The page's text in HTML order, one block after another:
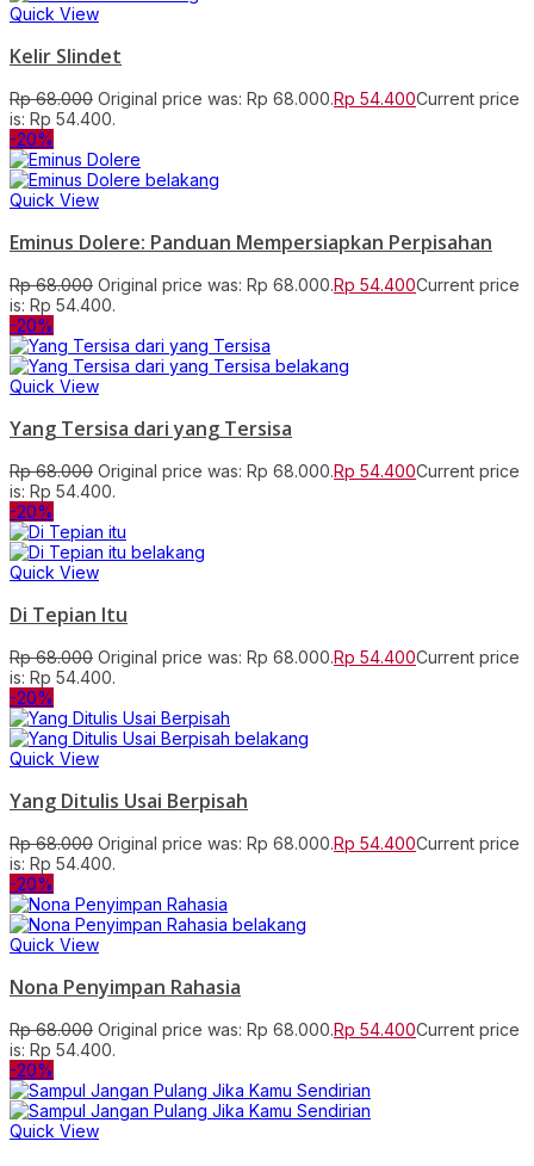
Quick View
Kelir Slindet
Rp68.000 Original price was: Rp 68.000.Rp 54.400Current price
is: Rp 54.400.
-20%
Quick View
Eminus Dolere: Panduan Mempersiapkan Perpisahan
Rp68.000 Original price was: Rp 68.000.Rp 54.400Current price
is: Rp 54.400.
-20%
Quick View
Yang Tersisa dari yang Tersisa
Rp68.000 Original price was: Rp 68.000.Rp 54.400Current price
is: Rp 54.400.
-20%
Quick View
Di Tepian Itu
Rp68.000 Original price was: Rp 68.000.Rp 54.400Current price
is: Rp 54.400.
-20%
Quick View
Yang Ditulis Usai Berpisah
Rp68.000 Original price was: Rp 68.000.Rp 54.400Current price
is: Rp 54.400.
-20%
Quick View
Nona Penyimpan Rahasia
Rp68.000 Original price was: Rp 68.000.Rp 54.400Current price
is: Rp 54.400.
-20%
Quick View